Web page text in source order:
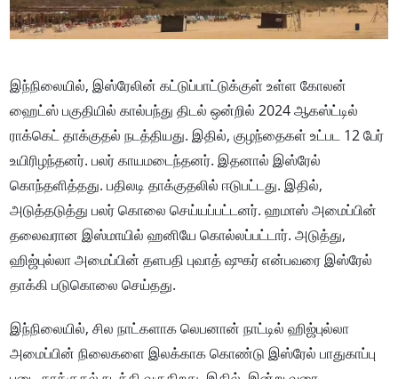
இந்நிலையில், இஸ்ரேலின் கட்டுப்பாட்டுக்குள் உள்ள கோலன்
ஹைட்ஸ் பகுதியில் கால்பந்து திடல் ஒன்றில் 2024 ஆகஸ்ட்டில்
ராக்கெட் தாக்குதல் நடத்தியது. இதில், குழந்தைகள் உட்பட 12 பேர்
உயிரிழந்தனர். பலர் காயமடைந்தனர். இதனால் இஸ்ரேல்
கொந்தளித்தது. பதிலடி தாக்குதலில் ஈடுபட்டது. இதில்,
அடுத்தடுத்து பலர் கொலை செய்யப்பட்டனர். ஹமாஸ் அமைப்பின்
தலைவரான இஸ்மாயில் ஹனியே கொல்லப்பட்டார். அடுத்து,
ஹிஜ்புல்லா அமைப்பின் தளபதி புவாத் ஷுகர் என்பவரை இஸ்ரேல்
தாக்கி படுகொலை செய்தது.
இந்நிலையில், சில நாட்களாக லெபனான் நாட்டில் ஹிஜ்புல்லா
அமைப்பின் நிலைகளை இலக்காக கொண்டு இஸ்ரேல் பாதுகாப்பு